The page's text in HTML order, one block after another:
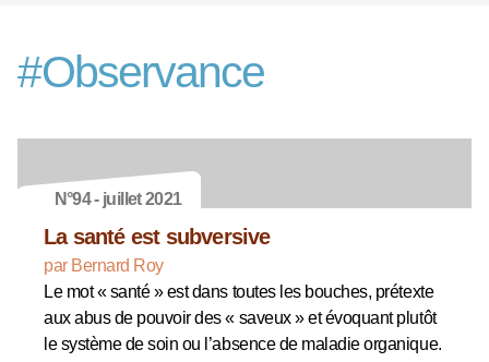
#Observance
N°94 - juillet 2021
La santé est subversive
par Bernard Roy
Le mot « santé » est dans toutes les bouches, prétexte
aux abus de pouvoir des « saveux » et évoquant plutôt
le système de soin ou l’absence de maladie organique.